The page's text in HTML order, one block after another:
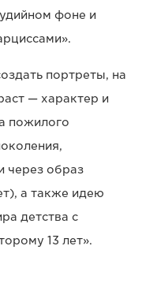
фоне и
портреты, на
— характер и
пожилого
через образ
а также идею
детства с
13 лет».